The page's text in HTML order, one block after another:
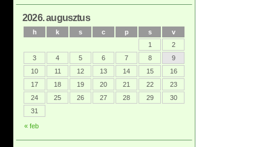
2026. augusztus
h k s c p s v
« feb
1
2
3
4 5 6 7 8
9
10
11 12 13 14 15
16
17
18 19 20 21 22
23
24
25 26 27 28 29
30
31